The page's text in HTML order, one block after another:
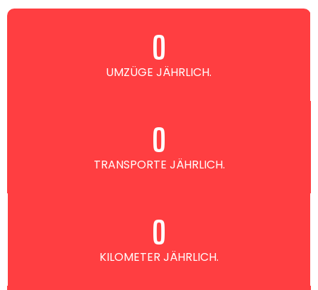
UMZÜGE JÄHRLICH.
0
TRANSPORTE JÄHRLICH.
0
KILOMETER JÄHRLICH.
0